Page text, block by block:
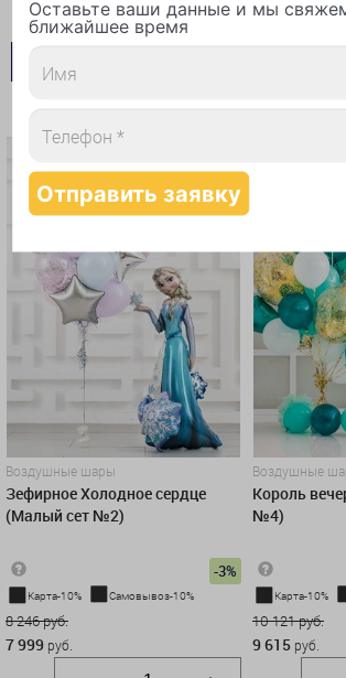
Воздушные шары
Зефирное Холодное сердце
(Малый сет №2)
-3%
Карта-10% Самовывоз-10%
8 246 руб.
7 999 руб.
Воздушные
Король
№4)
Карта-10%
10 121 руб.
9 615 руб.
Оставьте ваши данные и мы
ближайшее время